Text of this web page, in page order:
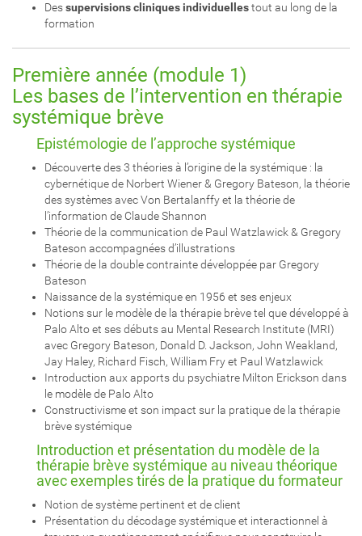
Dessupervisions cliniques individuellestout au long de la
formation
Première année (module 1)
Les bases de l’intervention en thérapie
systémique brève
Epistémologie de l’approche systémique
Découverte des 3 théories à l’origine de la systémique : la
cybernétique de Norbert Wiener & Gregory Bateson, la théorie
des systèmes avec Von Bertalanffy et la théorie de
l’information de Claude Shannon
Théorie de la communication de Paul Watzlawick & Gregory
Bateson accompagnées d’illustrations
Théorie de la double contrainte développée par Gregory
Bateson
Naissance de la systémique en 1956 et ses enjeux
Notions sur le modèle de la thérapie brève tel que développé à
Palo Alto et ses débuts au Mental Research Institute (MRI)
avec Gregory Bateson, Donald D. Jackson, John Weakland,
Jay Haley, Richard Fisch, William Fry et Paul Watzlawick
Introduction aux apports du psychiatre Milton Erickson dans
le modèle de Palo Alto
Constructivisme et son impact sur la pratique de la thérapie
brève systémique
Introduction et présentation du modèle de la
thérapie brève systémique au niveau théorique
avec exemples tirés de la pratique du formateur
Notion de système pertinent et de client
Présentation du décodage systémique et interactionnel à